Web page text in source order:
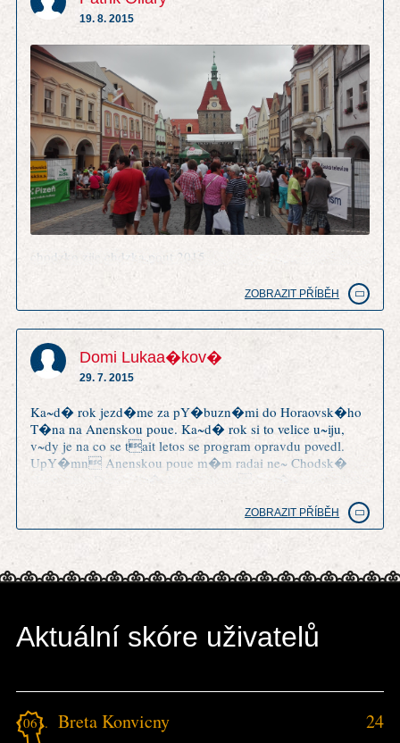
19. 8. 2015
chodzko zije chdzka pout 2015
ZOBRAZIT PŘÍBĚH
Domi Lukaa�kov�
29. 7. 2015
Ka~d� rok jezd�me za pY�buzn�mi do Horaovsk�ho
T�na na Anenskou poue. Ka~d� rok si to velice u~iju,
v~dy je na co se tait letos se program opravdu povedl.
UpY�mn Anenskou poue m�m radai ne~ Chodsk�
slavnosti v Doma~lic�ch a trochu m mrz�, ~e o tradici
Anensk� pouti tu nen� ani zm�Hka.
ZOBRAZIT PŘÍBĚH
Aktuální skóre uživatelů
1061. Breta Konvicny 24